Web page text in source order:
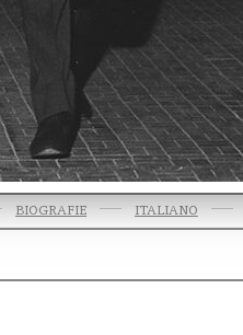
BIOGRAFIE ITALIANO